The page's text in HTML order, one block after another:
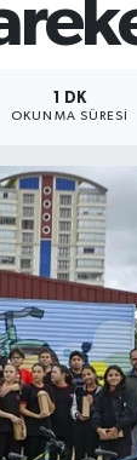
1 DK
OKUNMA SÜRESI